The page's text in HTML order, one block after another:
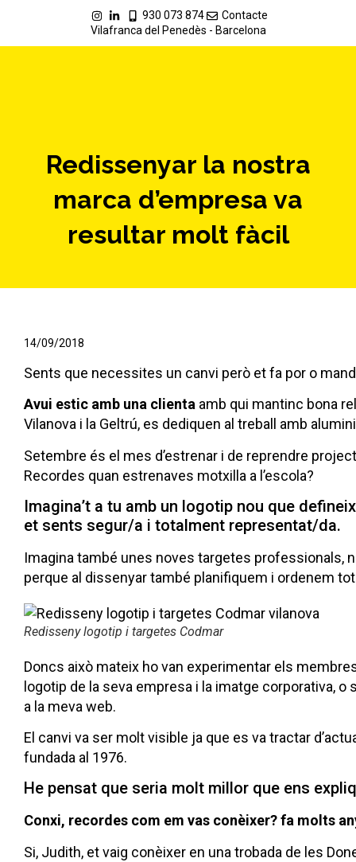
930 073 874
Contacte
Vilafranca del Penedès - Barcelona
Redissenyar la nostra
marca d’empresa va
resultar molt fàcil
14/09/2018
Sents que necessites un canvi però et fa por o
Avui estic amb una clienta amb qui mantinc bona
Vilanova i la Geltrú, es dediquen al treball amb
Setembre és el mes d’estrenar i de reprendre
Recordes quan estrenaves motxilla a l’escola?
Imagina’t a tu amb un logotip nou que
et sents segur/a i totalment representat/da.
Imagina també unes noves targetes professionals,
perque al dissenyar també planifiquem i ordenem
Redisseny logotip i targetes Codmar
Doncs això mateix ho van experimentar els
logotip de la seva empresa i la imatge corporativa,
a la meva web.
El canvi va ser molt visible ja que es va tractar
fundada al 1976.
He pensat que seria molt millor que ens
Conxi, recordes com em vas conèixer? fa molts
Si, Judith, et vaig conèixer en una trobada de les